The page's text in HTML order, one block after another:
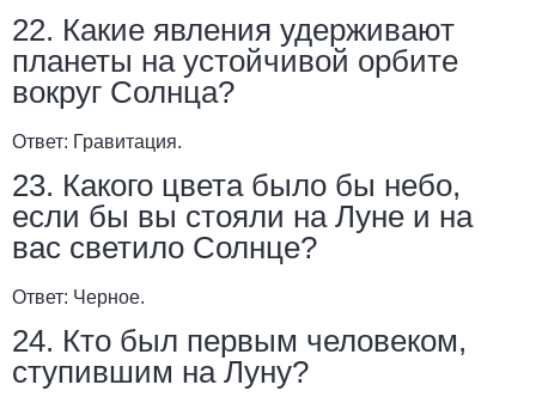
22. Какие явления удерживают
планеты на устойчивой орбите
вокруг Солнца?
Ответ: Гравитация.
23. Какого цвета было бы небо,
если бы вы стояли на Луне и на
вас светило Солнце?
Ответ: Черное.
24. Кто был первым человеком,
ступившим на Луну?